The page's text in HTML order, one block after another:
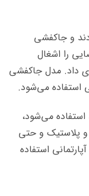
و جاکفشی
را اشغال
داد. مدل جاکفشی
استفاده می‌شود.
می‌شود،
پلاستیک و حتی
استفاده